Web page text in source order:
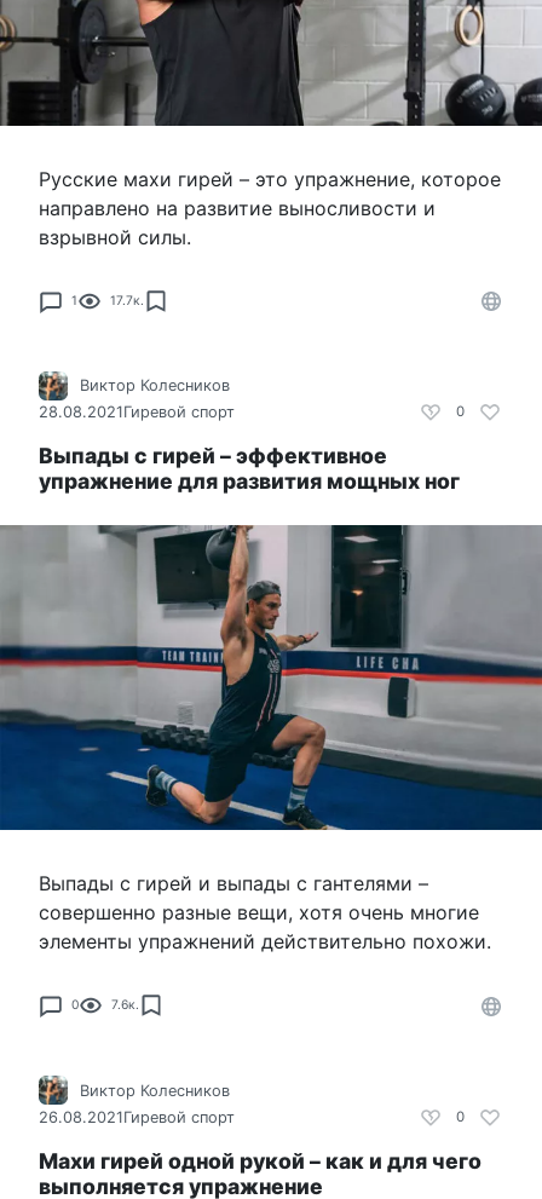
Русские махи гирей – это упражнение, которое
направлено на развитие выносливости и
взрывной силы.
1 17.7к.
0
Виктор Колесников
28.08.2021Гиревой спорт
Выпады с гирей – эффективное
упражнение для развития мощных ног
Выпады с гирей и выпады с гантелями –
совершенно разные вещи, хотя очень многие
элементы упражнений действительно похожи.
0 7.6к.
0
Виктор Колесников
26.08.2021Гиревой спорт
Махи гирей одной рукой – как и для чего
выполняется упражнение